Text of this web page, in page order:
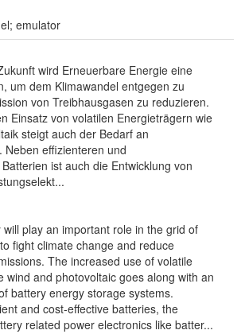
emulator
wird Erneuerbare Energie eine
um dem Klimawandel entgegen zu
von Treibhausgasen zu reduzieren.
Einsatz von volatilen Energieträgern wie
steigt auch der Bedarf an
Neben effizienteren und
ist auch die Entwicklung von
play an important role in the grid of
fight climate change and reduce
The increased use of volatile
wind and photovoltaic goes along with an
battery energy storage systems.
and cost-effective batteries, the
related power electronics like batter...